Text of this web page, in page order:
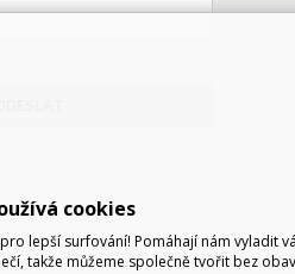
cookies
lepší surfování! Pomáhají nám vyladit
takže můžeme společně tvořit bez